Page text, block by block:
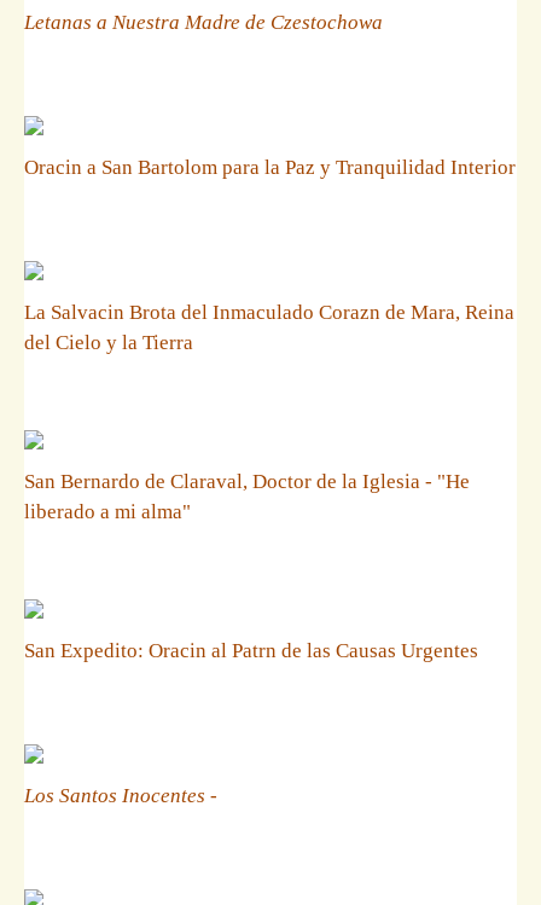
Letanas a Nuestra Madre de Czestochowa
Oracin a San Bartolom para la Paz y Tranquilidad Interior
La Salvacin Brota del Inmaculado Corazn de Mara, Reina
del Cielo y la Tierra
San Bernardo de Claraval, Doctor de la Iglesia - "He
liberado a mi alma"
San Expedito: Oracin al Patrn de las Causas Urgentes
Los Santos Inocentes -